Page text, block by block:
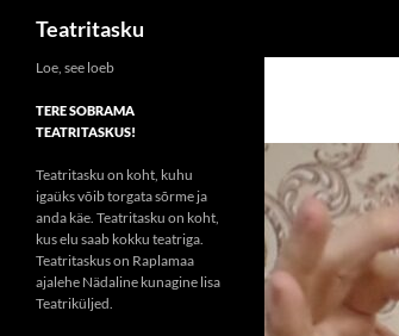
Liigu
juurde
Teatritasku
Loe, see loeb
TERE SOBRAMA
TEATRITASKUS!
Teatritasku on koht, kuhu
igaüks võib torgata sõrme ja
anda käe. Teatritasku on koht,
kus elu saab kokku teatriga.
Teatritaskus on Raplamaa
ajalehe Nädaline kunagine lisa
Teatriküljed.